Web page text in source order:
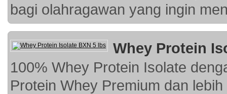
bagi olahragawan yang ingin
Whey Protein
100% Whey Protein Isolate
Protein Whey Premium dan